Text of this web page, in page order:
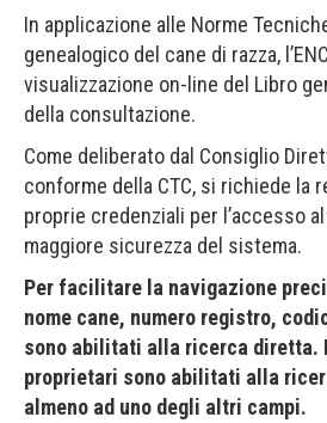
In applicazione alle Norme
genealogico del cane di razza,
visualizzazione on-line del Libro
della consultazione.
Come deliberato dal Consiglio
conforme della CTC, si richiede la
proprie credenziali per l’accesso
maggiore sicurezza del sistema.
Per facilitare la navigazione
nome cane, numero registro,
sono abilitati alla ricerca diretta.
proprietari sono abilitati alla
almeno ad uno degli altri campi.